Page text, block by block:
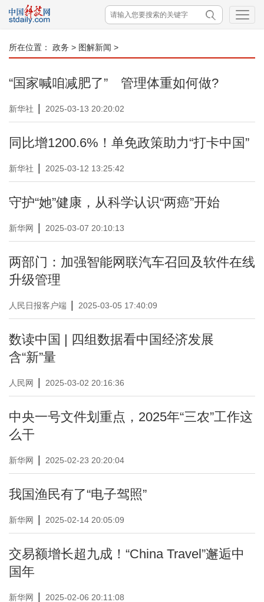
所在位置： 政务 > 图解新闻 >
“国家喊咱减肥了” 管理体重如何做?
新华社 2025-03-13 20:20:02
同比增1200.6%！单免政策助力“打卡中国”
新华社 2025-03-12 13:25:42
守护“她”健康，从科学认识“两癌”开始
新华网 2025-03-07 20:10:13
两部门：加强智能网联汽车召回及软件在线
升级管理
人民日报客户端 2025-03-05 17:40:09
数读中国 | 四组数据看中国经济发展
含“新”量
人民网 2025-03-02 20:16:36
中央一号文件划重点，2025年“三农”工作这
么干
新华网 2025-02-23 20:20:04
我国渔民有了“电子驾照”
新华网 2025-02-14 20:05:09
交易额增长超九成！“China Travel”邂逅中
国年
新华网 2025-02-06 20:11:08